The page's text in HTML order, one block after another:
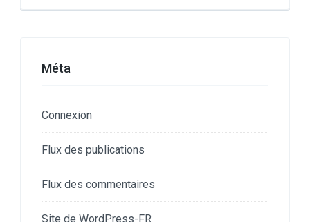
Méta
Connexion
Flux des publications
Flux des commentaires
Site de WordPress-FR